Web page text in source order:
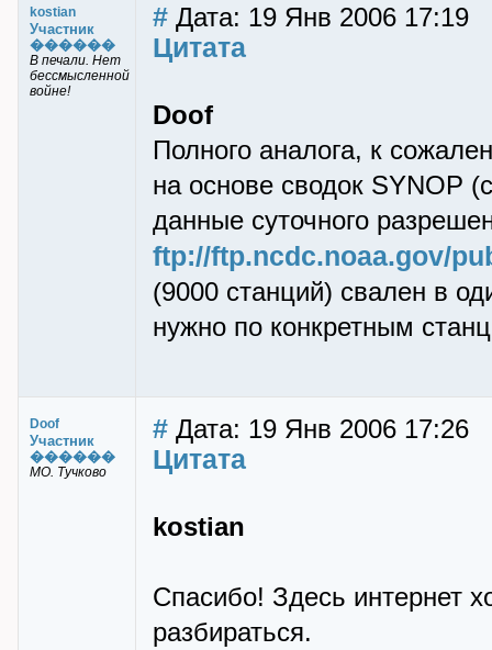
kostian
Участник
������
В печали. Нет
бессмысленной
войне!
# Дата: 19 Янв 2006 17:19
Цитата
Doof
Полного аналога, к
на основе сводок SYNOP
данные суточного
ftp://ftp.ncdc.noaa.gov/
(9000 станций) свален в
нужно по конкретным
Doof
Участник
������
МО. Тучково
# Дата: 19 Янв 2006 17:26
Цитата
kostian
Спасибо! Здесь интернет
разбираться.